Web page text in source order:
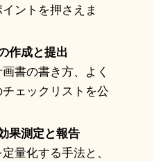
ントを押さえま
作成と提出
書の書き方、よく
ェックリストを公
果測定と報告
量化する手法と、